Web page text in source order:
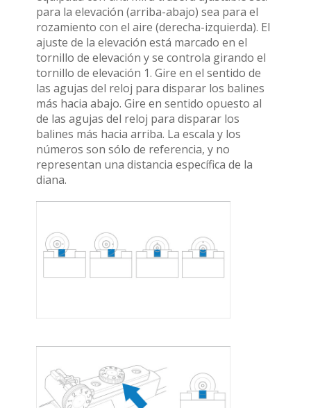
para la elevación (arriba-abajo) sea para el
rozamiento con el aire (derecha-izquierda). El
ajuste de la elevación está marcado en el
tornillo de elevación y se controla girando el
tornillo de elevación 1. Gire en el sentido de
las agujas del reloj para disparar los balines
más hacia abajo. Gire en sentido opuesto al
de las agujas del reloj para disparar los
balines más hacia arriba. La escala y los
números son sólo de referencia, y no
representan una distancia específica de la
diana.